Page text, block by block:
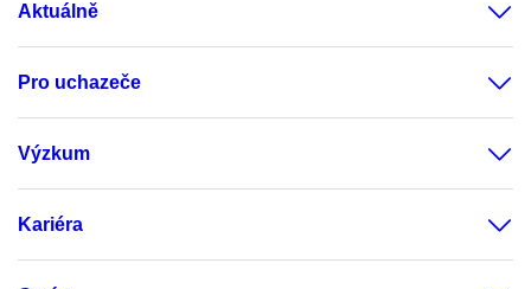
Aktuálně
Pro uchazeče
Výzkum
Kariéra